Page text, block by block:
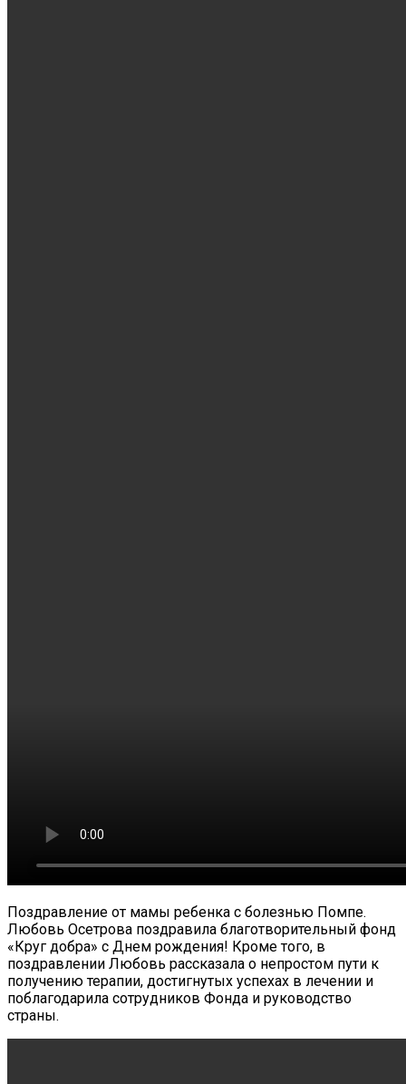
Поздравление от мамы ребенка с болезнью Помпе.
Любовь Осетрова поздравила благотворительный фонд
«Круг добра» с Днем рождения! Кроме того, в
поздравлении Любовь рассказала о непростом пути к
получению терапии, достигнутых успехах в лечении и
поблагодарила сотрудников Фонда и руководство
страны.